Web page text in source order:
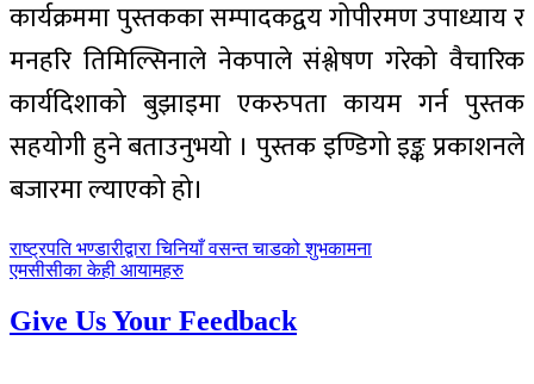
कार्यक्रममा पुस्तकका सम्पादकद्वय गोपीरमण उपाध्याय र
मनहरि तिमिल्सिनाले नेकपाले संश्लेषण गरेको वैचारिक
कार्यदिशाको बुझाइमा एकरुपता कायम गर्न पुस्तक
सहयोगी हुने बताउनुभयो । पुस्तक इण्डिगो इङ्क प्रकाशनले
बजारमा ल्याएको हो।
पछिल्लाे
-
राष्ट्रपति भण्डारीद्वारा चिनियाँ वसन्त चाडको शुभकामना
अघिल्लाे
एमसीसीका केही आयामहरु
Give Us Your Feedback